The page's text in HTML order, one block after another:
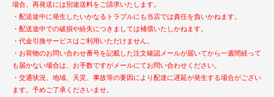
場合、再発送には別途送料をご請求いたします。
・配送途中に発生したいかなるトラブルにも当店では責任を負いかねます。
・配送途中での破損や紛失につきましては補償いたしかねます。
・代金引換サービスはご利用いただけません。
・お荷物のお問い合わせ番号を記載した注文確認メールが届いてから一週間経って
も届かない場合は、お手数ですがメールにてお問い合わせください。
・交通状況、地域、天災、事故等の要因により配達に遅延が発生する場合がござい
ます。予めご了承くださいませ。